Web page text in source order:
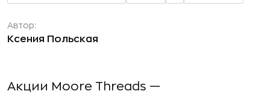
Автор:
Ксения Польская
Акции Moore Threads —